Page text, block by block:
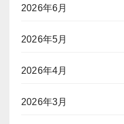
2026年6月
2026年5月
2026年4月
2026年3月